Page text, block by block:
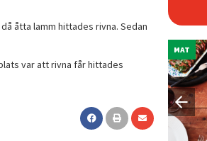
åtta lamm hittades rivna. Sedan
var att rivna får hittades
MAT